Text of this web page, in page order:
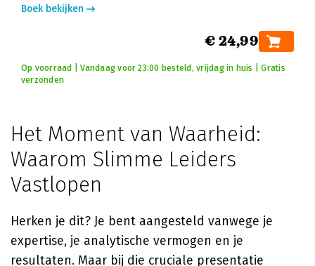
Boek bekijken
€ 24,99
Op voorraad | Vandaag voor 23:00 besteld, vrijdag in huis | Gratis
verzonden
Het Moment van Waarheid:
Waarom Slimme Leiders
Vastlopen
Herken je dit? Je bent aangesteld vanwege je
expertise, je analytische vermogen en je
resultaten. Maar bij die cruciale presentatie